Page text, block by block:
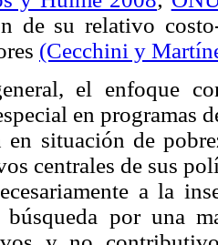
de su relativo
(Cecchini y
el enfoque
en programas
en situación de
centrales de sus
a la
por una